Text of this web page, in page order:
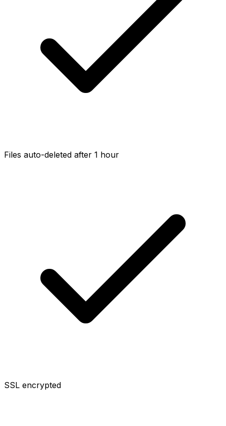
Files auto-deleted after 1 hour
SSL encrypted